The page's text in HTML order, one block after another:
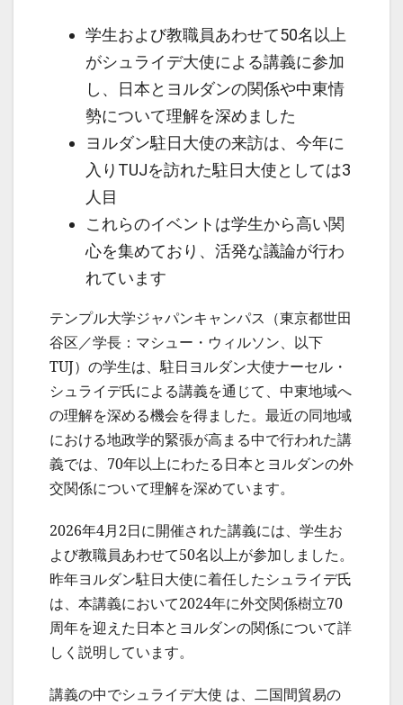
学生および教職員あわせて50名以上
がシュライデ大使による講義に参加
し、日本とヨルダンの関係や中東情
勢について理解を深めました
ヨルダン駐日大使の来訪は、今年に
入りTUJを訪れた駐日大使としては3
人目
これらのイベントは学生から高い関
心を集めており、活発な議論が行わ
れています
テンプル大学ジャパンキャンパス（東京都世田
谷区／学長：マシュー・ウィルソン、以下
TUJ）の学生は、駐日ヨルダン大使ナーセル・
シュライデ氏による講義を通じて、中東地域へ
の理解を深める機会を得ました。最近の同地域
における地政学的緊張が高まる中で行われた講
義では、70年以上にわたる日本とヨルダンの外
交関係について理解を深めています。
2026年4月2日に開催された講義には、学生お
よび教職員あわせて50名以上が参加しました。
昨年ヨルダン駐日大使に着任したシュライデ氏
は、本講義において2024年に外交関係樹立70
周年を迎えた日本とヨルダンの関係について詳
しく説明しています。
講義の中でシュライデ大使 は、二国間貿易の